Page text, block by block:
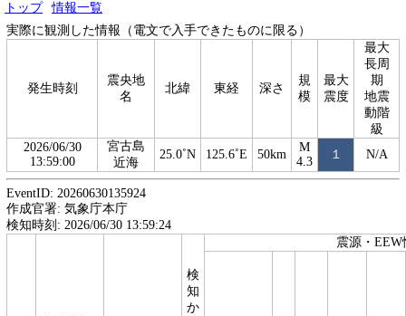
トップ
情報一覧
実際に観測した情報（電文で入手できたものに限る）
発生時刻
震央地
名
北緯 東経 深さ
規
模
最大
震度
最大
長周
期
地震
動階
級
2026/06/30
13:59:00
宮古島
近海
25.0˚N 125.6˚E 50km
M
4.3
１ N/A
EventID: 20260630135924
作成官署: 気象庁本庁
検知時刻: 2026/06/30 13:59:24
検
知
か
震源・EEW